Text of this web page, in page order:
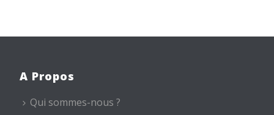
A Propos
Qui sommes-nous ?